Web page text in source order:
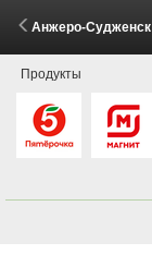
Анжеро-Судженск
Продукты